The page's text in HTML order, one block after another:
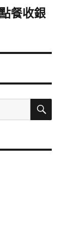
餐收銀
搜